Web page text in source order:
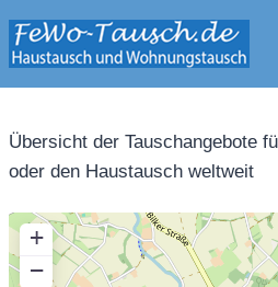
Inhalt
springen
Übersicht der Tauschangebote
oder den Haustausch weltweit
+
−